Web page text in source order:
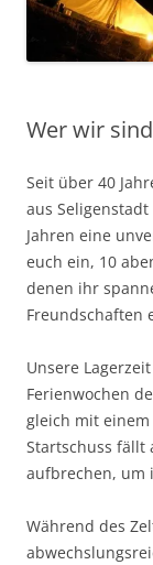
Wer wir sind
Seit über 40
aus
Jahren eine
euch ein, 10
denen ihr
Freundschaften
Unsere
Ferienwochen
gleich mit
Startschuss fällt
aufbrechen, um
Während des